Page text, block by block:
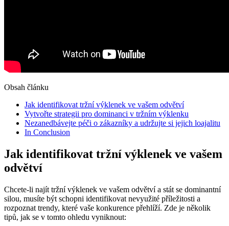
Obsah článku
Jak identifikovat tržní výklenek ve vašem odvětví
Vytvořte strategii pro dominanci v tržním výklenku
Nezanedbávejte péči o zákazníky a udržujte si jejich loajalitu
In Conclusion
Jak identifikovat tržní výklenek ve vašem
odvětví
Chcete-li najít tržní výklenek ve vašem odvětví a stát se dominantní
silou, musíte být schopni identifikovat nevyužité příležitosti a
rozpoznat trendy, které vaše konkurence přehlíží. Zde je několik
tipů, jak se v tomto ohledu vyniknout: